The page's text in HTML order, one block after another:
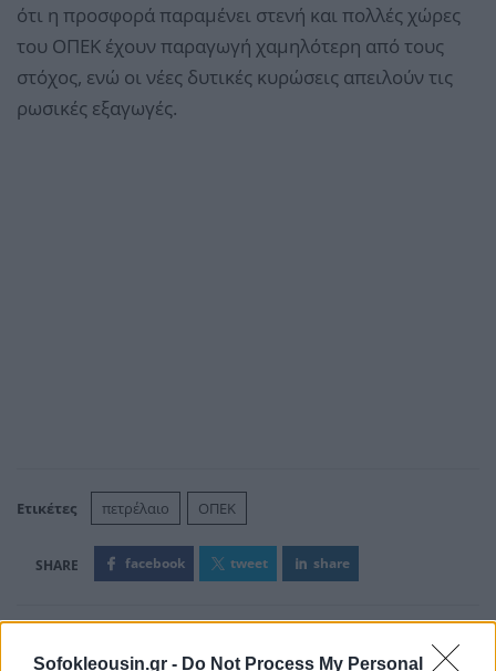
Sofokleousin.gr - Do Not Process My Personal
ότι η προσφορά παραμένει στενή και πολλές χώρες
του ΟΠΕΚ έχουν παραγωγή χαμηλότερη από τους
στόχος, ενώ οι νέες δυτικές κυρώσεις απειλούν τις
ρωσικές εξαγωγές.
Ετικέτες πετρέλαιο ΟΠΕΚ
facebook tweet share
Ακολουθήστε το Sofokleousin.gr στο